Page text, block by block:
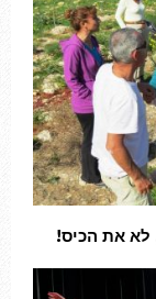
לא את הכיס!